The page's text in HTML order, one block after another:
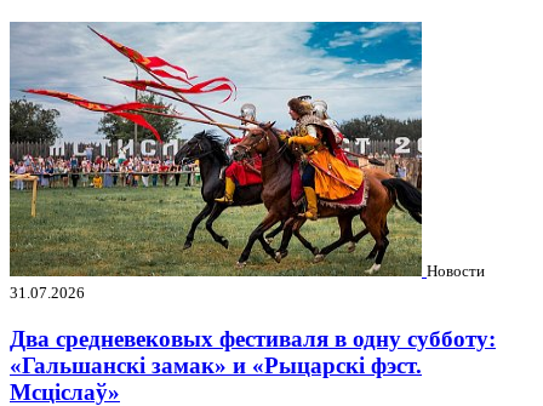
Новости
31.07.2026
Два средневековых фестиваля в одну субботу:
«Гальшанскі замак» и «Рыцарскі фэст.
Мсціслаў»